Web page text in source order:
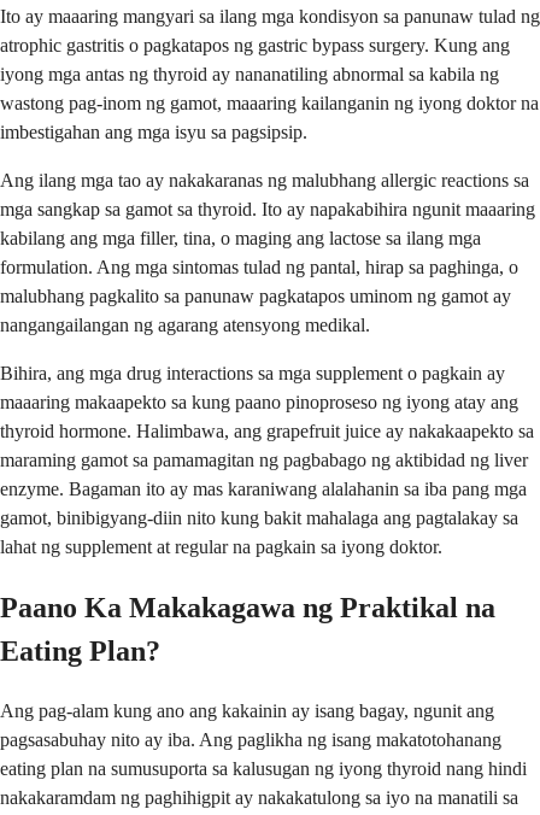
Ito ay maaaring mangyari sa ilang mga kondisyon sa panunaw tulad ng
atrophic gastritis o pagkatapos ng gastric bypass surgery. Kung ang
iyong mga antas ng thyroid ay nananatiling abnormal sa kabila ng
wastong pag-inom ng gamot, maaaring kailanganin ng iyong doktor na
imbestigahan ang mga isyu sa pagsipsip.
Ang ilang mga tao ay nakakaranas ng malubhang allergic reactions sa
mga sangkap sa gamot sa thyroid. Ito ay napakabihira ngunit maaaring
kabilang ang mga filler, tina, o maging ang lactose sa ilang mga
formulation. Ang mga sintomas tulad ng pantal, hirap sa paghinga, o
malubhang pagkalito sa panunaw pagkatapos uminom ng gamot ay
nangangailangan ng agarang atensyong medikal.
Bihira, ang mga drug interactions sa mga supplement o pagkain ay
maaaring makaapekto sa kung paano pinoproseso ng iyong atay ang
thyroid hormone. Halimbawa, ang grapefruit juice ay nakakaapekto sa
maraming gamot sa pamamagitan ng pagbabago ng aktibidad ng liver
enzyme. Bagaman ito ay mas karaniwang alalahanin sa iba pang mga
gamot, binibigyang-diin nito kung bakit mahalaga ang pagtalakay sa
lahat ng supplement at regular na pagkain sa iyong doktor.
Paano Ka Makakagawa ng Praktikal na
Eating Plan?
Ang pag-alam kung ano ang kakainin ay isang bagay, ngunit ang
pagsasabuhay nito ay iba. Ang paglikha ng isang makatotohanang
eating plan na sumusuporta sa kalusugan ng iyong thyroid nang hindi
nakakaramdam ng paghihigpit ay nakakatulong sa iyo na manatili sa